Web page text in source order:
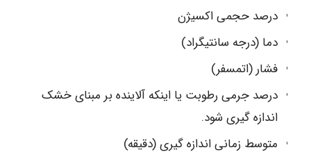
درصد حجمی اکسیژن
دما (درجه سانتیگراد)
فشار (اتمسفر)
درصد جرمی رطوبت یا اینکه آلاینده بر مبنای خشک
اندازه گیری شود.
متوسط زمانی اندازه گیری (دقیقه)